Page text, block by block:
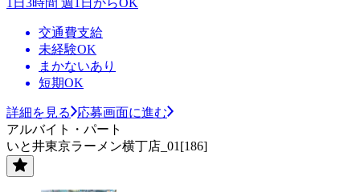
交通費支給
未経験OK
まかないあり
短期OK
詳細を見る
応募画面に進む
アルバイト・パート
いと井東京ラーメン横丁店_01[186]